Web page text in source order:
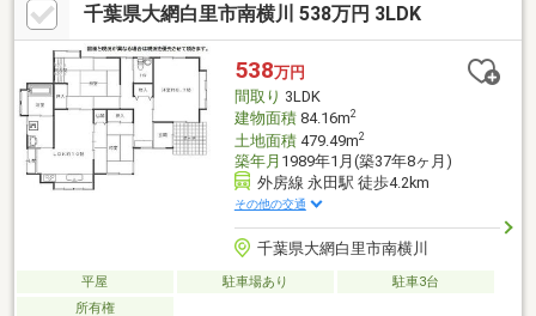
千葉県大網白里市南横川 538万円 3LDK
538万円
間取り 3LDK
建物面積84.16m2
土地面積479.49m2
築年月 1989年1月(築37年8ヶ月)
外房線 永田駅 徒歩4.2km
その他の交通
千葉県大網白里市南横川
平屋 駐車場あり
駐車3台
所有権